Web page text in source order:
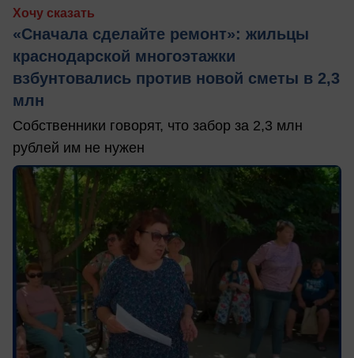
Хочу сказать
«Сначала сделайте ремонт»: жильцы
краснодарской многоэтажки
взбунтовались против новой сметы в 2,3
млн
Собственники говорят, что забор за 2,3 млн
рублей им не нужен